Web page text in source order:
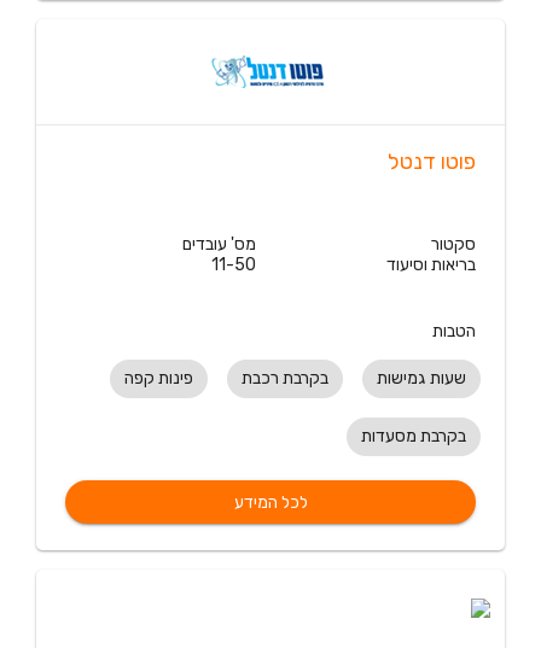
פוטו דנטל
סקטור
בריאות וסיעוד
מס' עובדים
11-50
הטבות
שעות גמישות בקרבת רכבת פינות קפה
בקרבת מסעדות
לכל המידע